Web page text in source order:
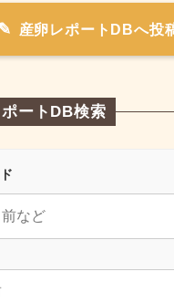
産卵レポートDBへ投
ートDB検索